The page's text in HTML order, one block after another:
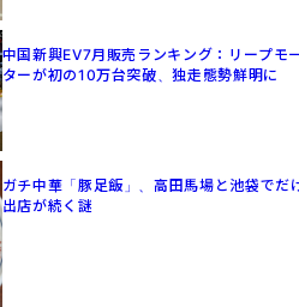
中国新興EV7月販売ランキング：リープモ
ターが初の10万台突破、独走態勢鮮明に
ガチ中華「豚足飯」、高田馬場と池袋でだ
出店が続く謎